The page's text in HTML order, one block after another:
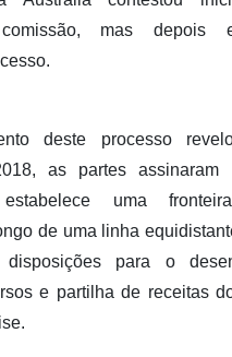
mas depois
deste processo
as partes assinaram
uma
de uma linha
para o
e partilha de receitas